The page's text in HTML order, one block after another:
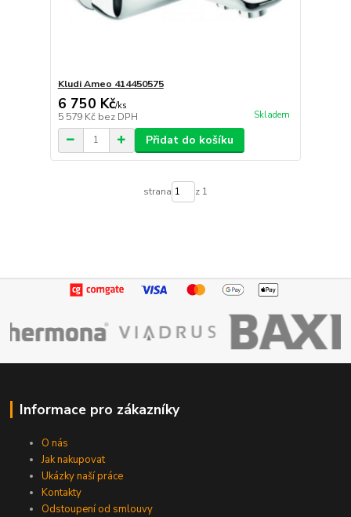
Kludi Ameo 414450575
6 750 Kč/ks
5 579 Kč bez DPH Skladem
Přidat do košíku
strana z 1
Informace pro zákazníky
O nás
Jak nakupovat
Ukázky naší práce
Kontakty
Odstoupení od smlouvy